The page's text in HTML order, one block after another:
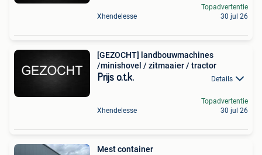
Xhendelesse
Topadvertentie
30 jul 26
[GEZOCHT] landbouwmachines
/minishovel / zitmaaier / tractor
Prijs o.t.k. Details
Xhendelesse
Topadvertentie
30 jul 26
Mest container